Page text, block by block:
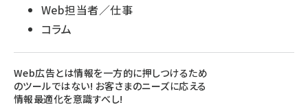
Web担当者／仕事
コラム
Web広告とは情報を一方的に押しつけるため
のツールではない! お客さまのニーズに応える
情報最適化を意識すべし!